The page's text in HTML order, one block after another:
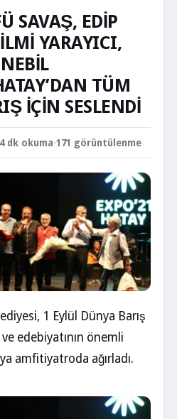
SAVAŞ, EDİP
YARAYICI,
TÜM
İÇİN SESLENDİ
4 dk okuma·171 görüntülenme
1 Eylül Dünya Barış
edebiyatının önemli
amfitiyatroda ağırladı.